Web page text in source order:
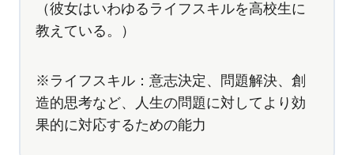
（彼女はいわゆるライフスキルを高校生に
教えている。）
※ライフスキル：意志決定、問題解決、創
造的思考など、人生の問題に対してより効
果的に対応するための能力